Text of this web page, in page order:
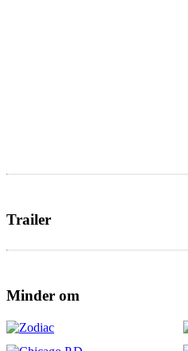
Trailer
Minder om